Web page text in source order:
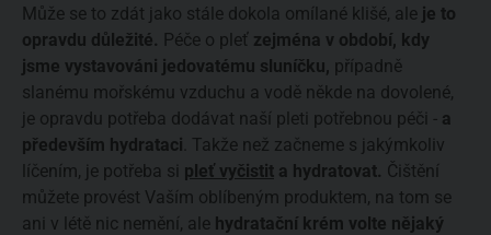
Může se to zdát jako stále dokola omílané klišé, ale je to
opravdu důležité. Péče o pleť zejména v období, kdy
jsme vystavováni jedovatému sluníčku, případně
slanému mořskému vzduchu a vodě někde na dovolené,
je opravdu potřeba dodávat naší pleti potřebnou péči - a
především hydrataci . Takže než začneme s jakýmkoliv
líčením, je potřeba si pleť vyčistit a hydratovat. Čištění
můžete provést Vaším oblíbeným produktem, na tom se
ani v létě nic nemění, ale hydratační krém volte nějaký